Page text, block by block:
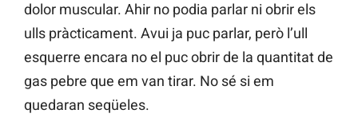
dolor muscular. Ahir no podia parlar ni obrir els
ulls pràcticament. Avui ja puc parlar, però l’ull
esquerre encara no el puc obrir de la quantitat de
gas pebre que em van tirar. No sé si em
quedaran seqüeles.